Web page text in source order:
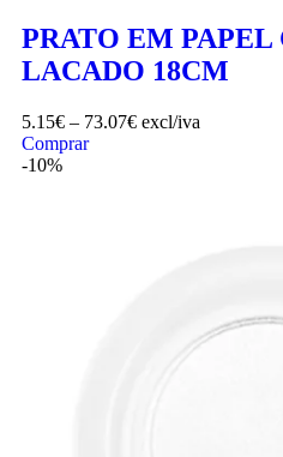
PRATO EM PAPEL
LACADO 18CM
5.15€ – 73.07€ excl/iva
Comprar
-10%